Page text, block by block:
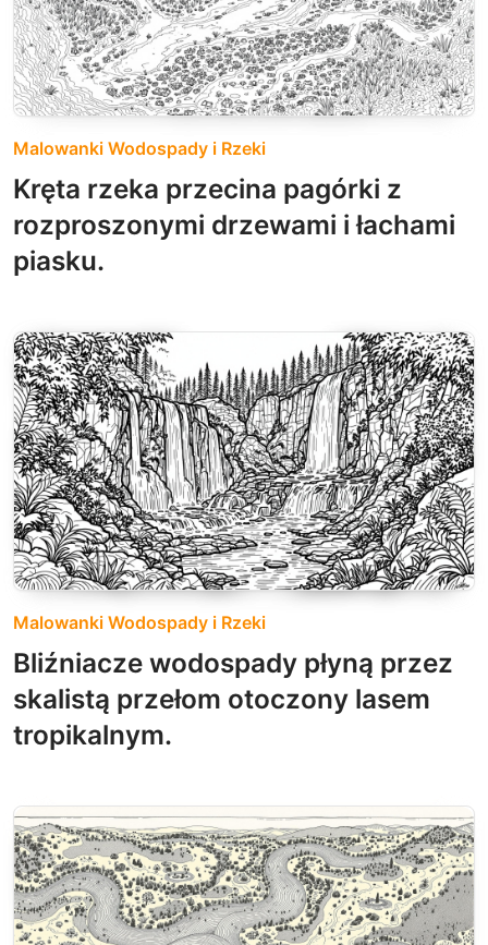
Malowanki Wodospady i Rzeki
Kręta rzeka przecina pagórki z
rozproszonymi drzewami i łachami
piasku.
Malowanki Wodospady i Rzeki
Bliźniacze wodospady płyną przez
skalistą przełom otoczony lasem
tropikalnym.